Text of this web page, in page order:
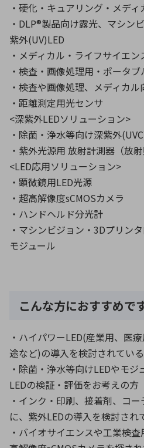
・硬化・キュアリング・メデ
・DLP®製品向け露光、マシン
紫外(UV)LED
・メディカル・ライフサイエ
・検査・画像処理用・ポータ
・検査や画像処理、メディカ
・距離測定用光センサ
<深紫外LEDソリューション>
・除菌・浄水等向け深紫外
・紫外光源用 放射計測器（放
<LED応用ソリューション>
・顕微鏡用LED光源
・超高解像度sCMOSカメラ
・ハンドヘルド分光計
・マシンビジョン・3Dプリン
モジュール
こんな方におすすめで
・ハイパワーLED(産業用、医
途など)の導入を検討されてい
・除菌・浄水等向けLEDやモ
LEDの検証・評価をお考えの方
・インク・印刷、接着剤、コ
に、紫外LEDの導入を検討され
・バイオサイエンスや工業検